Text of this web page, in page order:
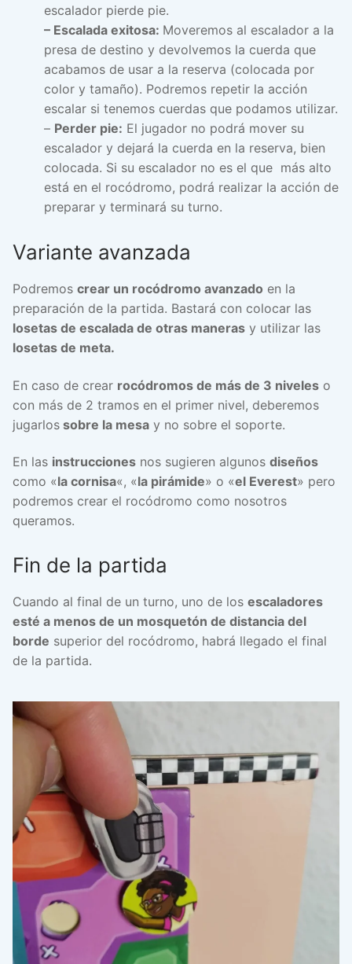
escalador pierde pie.
– Escalada exitosa: Moveremos al escalador a la
presa de destino y devolvemos la cuerda que
acabamos de usar a la reserva (colocada por
color y tamaño). Podremos repetir la acción
escalar si tenemos cuerdas que podamos utilizar.
– Perder pie: El jugador no podrá mover su
escalador y dejará la cuerda en la reserva, bien
colocada. Si su escalador no es el que más alto
está en el rocódromo, podrá realizar la acción de
preparar y terminará su turno.
Variante avanzada
Podremos crear un rocódromo avanzado en la
preparación de la partida. Bastará con colocar las
losetas de escalada de otras maneras y utilizar las
losetas de meta.
En caso de crear rocódromos de más de 3 niveles o
con más de 2 tramos en el primer nivel, deberemos
jugarlos sobre la mesa y no sobre el soporte.
En las instrucciones nos sugieren algunos diseños
como «la cornisa«, «la pirámide» o «el Everest» pero
podremos crear el rocódromo como nosotros
queramos.
Fin de la partida
Cuando al final de un turno, uno de los escaladores
esté a menos de un mosquetón de distancia del
borde superior del rocódromo, habrá llegado el final
de la partida.